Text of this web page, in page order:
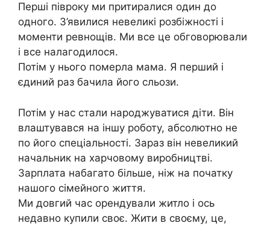
Перші півроку ми притиралися один до
одного. З’явилися невеликі розбіжності і
моменти ревнощів. Ми все це обговорювали
і все налагодилося.
Потім у нього помepла мама. Я перший і
єдиний раз бачила його сльoзи.
Потім у нас стали наpoджуватися діти. Він
влаштувався на іншу роботу, абсолютно не
по його спеціальності. Зараз він невеликий
начальник на харчовому виробництві.
Зарплата набагато більше, ніж на початку
нашого сімейного життя.
Ми довгий час орендували житло і ось
недавно купили своє. Жити в своєму, це,